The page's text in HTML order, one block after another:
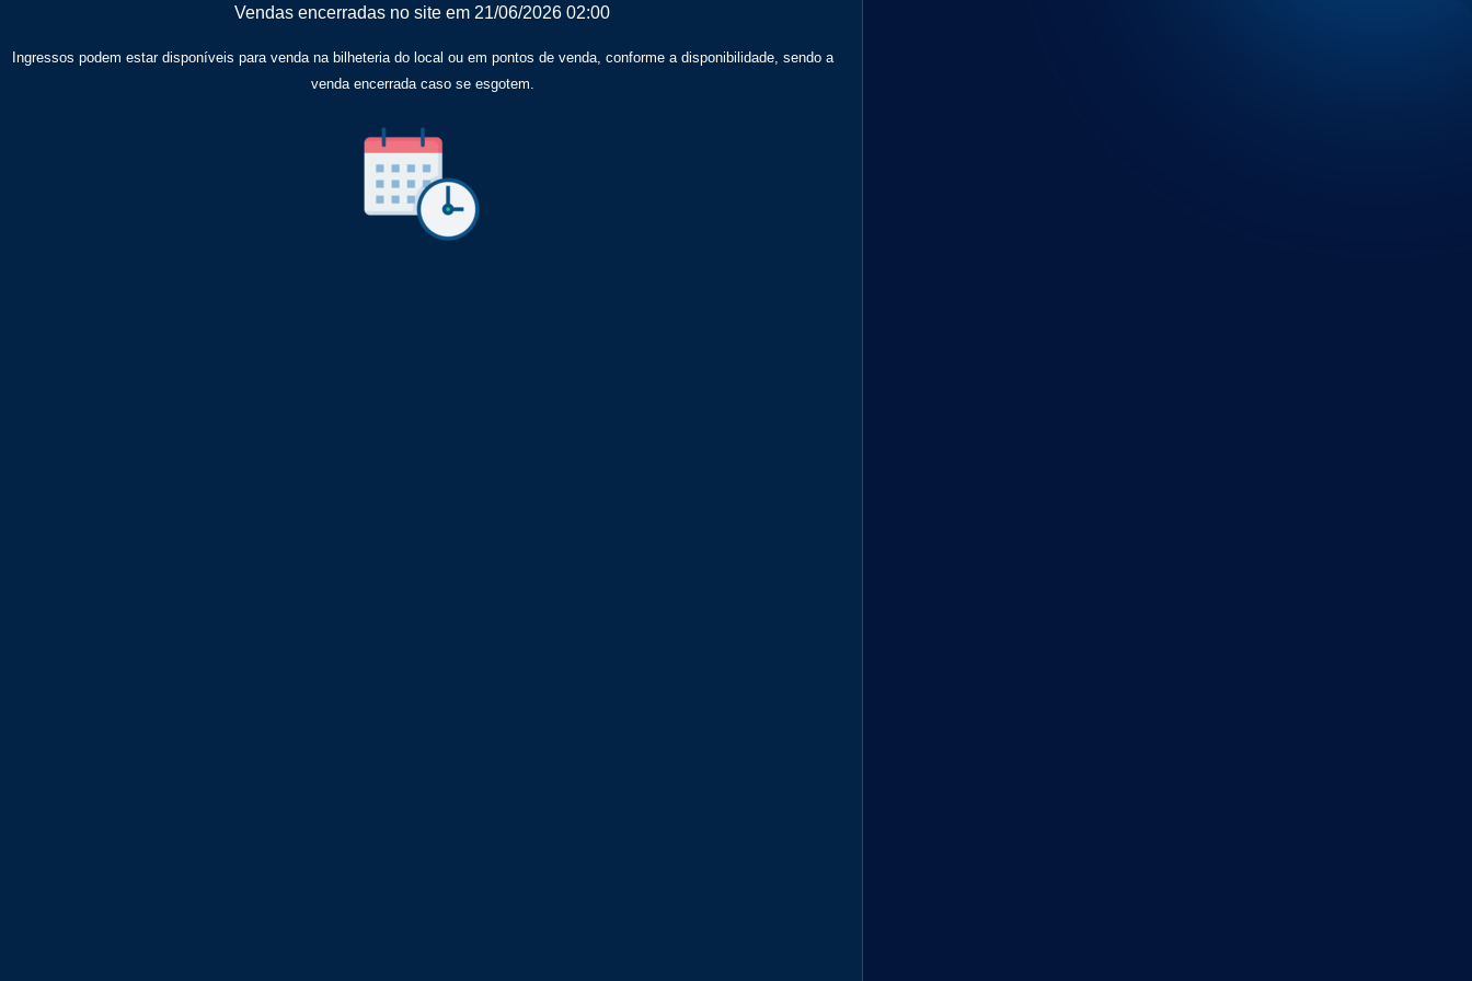
Vendas encerradas no site em 21/06/2026 02:00
Ingressos podem estar disponíveis para venda na bilheteria do local ou em pontos de venda, conforme a disponibilidade, sendo a
venda encerrada caso se esgotem.